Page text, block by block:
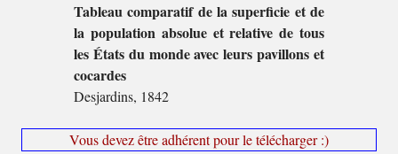
Tableau comparatif de la superficie et de
la population absolue et relative de tous
les États du monde avec leurs pavillons et
cocardes
Desjardins, 1842
Vous devez être adhérent pour le télécharger :)